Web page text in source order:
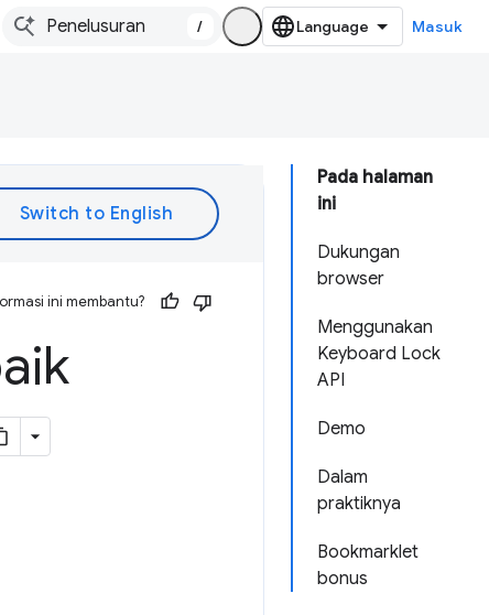
/ Masuk
Pada halaman
ini
Dukungan
browser
Menggunakan
Keyboard Lock
API
Demo
Dalam
praktiknya
Bookmarklet
bonus
ini membantu?